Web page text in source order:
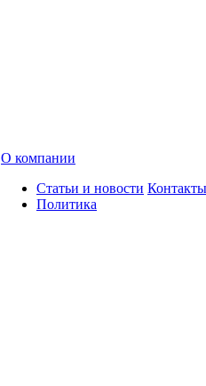
О компании
Статьи и новости
Политика
Контакты